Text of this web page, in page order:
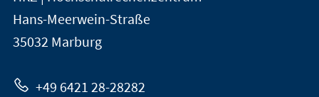
Informationen
zur
Website
Universität
Marburg
Hans-Meerwein-Straße
35032 Marburg
+49 6421 28-28282